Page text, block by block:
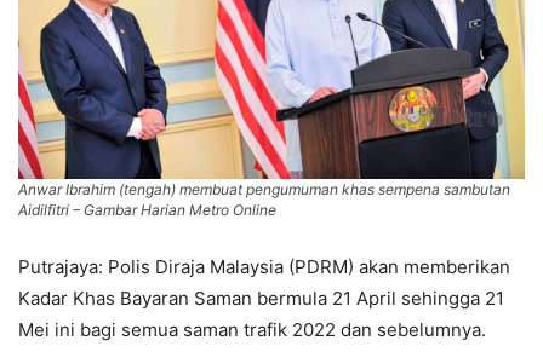
Anwar Ibrahim (tengah) membuat pengumuman khas sempena sambutan
Aidilfitri – Gambar Harian Metro Online
Putrajaya: Polis Diraja Malaysia (PDRM) akan memberikan
Kadar Khas Bayaran Saman bermula 21 April sehingga 21
Mei ini bagi semua saman trafik 2022 dan sebelumnya.